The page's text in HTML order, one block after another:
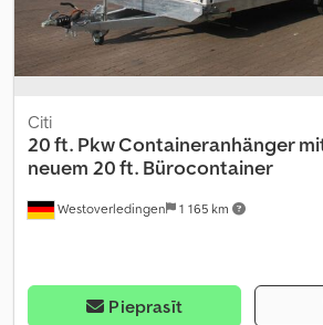
Westoverledingen 1 165 km
Citi
20 ft. Pkw Containeranhänger
neuem 20 ft. Bürocontainer
Pieprasīt